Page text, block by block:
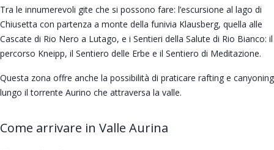
Tra le innumerevoli gite che si possono fare: l’escursione al lago di
Chiusetta con partenza a monte della funivia Klausberg, quella alle
Cascate di Rio Nero a Lutago, e i Sentieri della Salute di Rio Bianco: il
percorso Kneipp, il Sentiero delle Erbe e il Sentiero di Meditazione.
Questa zona offre anche la possibilità di praticare rafting e canyoning
lungo il torrente Aurino che attraversa la valle.
Come arrivare in Valle Aurina